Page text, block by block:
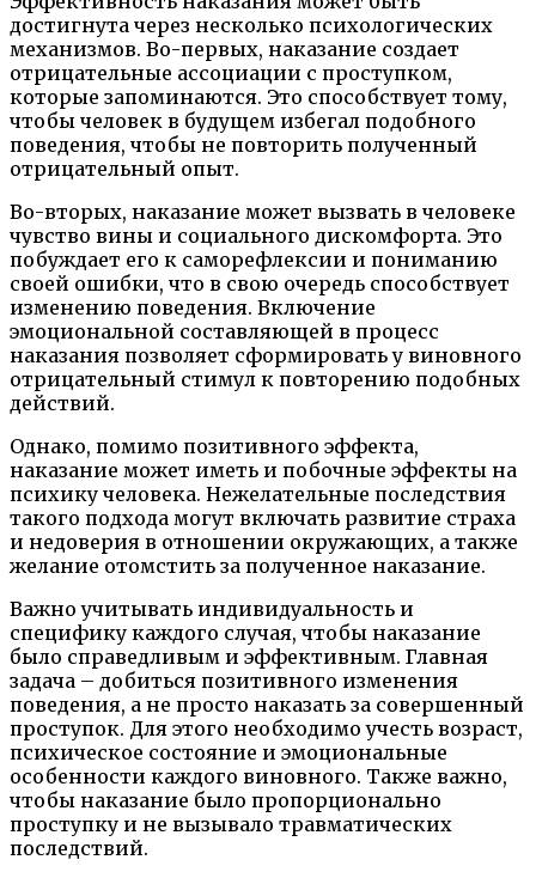
достигнута через несколько психологических
механизмов. Во-первых, наказание создает
отрицательные ассоциации с проступком,
которые запоминаются. Это способствует тому,
чтобы человек в будущем избегал подобного
поведения, чтобы не повторить полученный
отрицательный опыт.
Во-вторых, наказание может вызвать в человеке
чувство вины и социального дискомфорта. Это
побуждает его к саморефлексии и пониманию
своей ошибки, что в свою очередь способствует
изменению поведения. Включение
эмоциональной составляющей в процесс
наказания позволяет сформировать у виновного
отрицательный стимул к повторению подобных
действий.
Однако, помимо позитивного эффекта,
наказание может иметь и побочные эффекты на
психику человека. Нежелательные последствия
такого подхода могут включать развитие страха
и недоверия в отношении окружающих, а также
желание отомстить за полученное наказание.
Важно учитывать индивидуальность и
специфику каждого случая, чтобы наказание
было справедливым и эффективным. Главная
задача – добиться позитивного изменения
поведения, а не просто наказать за совершенный
проступок. Для этого необходимо учесть возраст,
психическое состояние и эмоциональные
особенности каждого виновного. Также важно,
чтобы наказание было пропорционально
проступку и не вызывало травматических
последствий.